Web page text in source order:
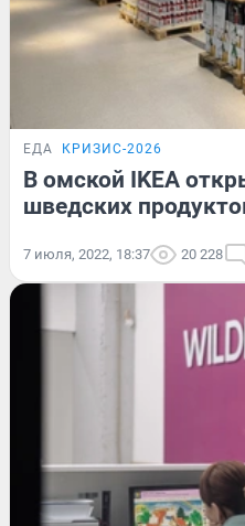
ЕДА КРИЗИС-2026
В омской IKEA
шведских
7 июля, 2022, 18:37 20 228